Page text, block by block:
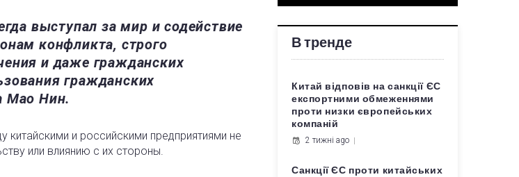
выступал за мир и содействие
конфликта, строго
и даже гражданских
гражданских
Мао Нин.
и российскими предприятиями не
или влиянию с их стороны.
В тренде
Китай відповів на санкції ЄС
експортними обмеженнями
проти низки європейських
компаній
2 тижні ago
Санкції ЄС проти китайських